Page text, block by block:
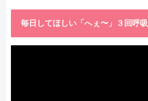
毎日してほしい「へぇ〜」３回呼吸